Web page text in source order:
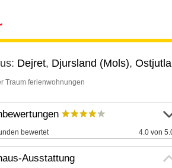
Dejret, Djursland (Mols),
Traum ferienwohnungen
bewertet 4.0 von
Ausstattung